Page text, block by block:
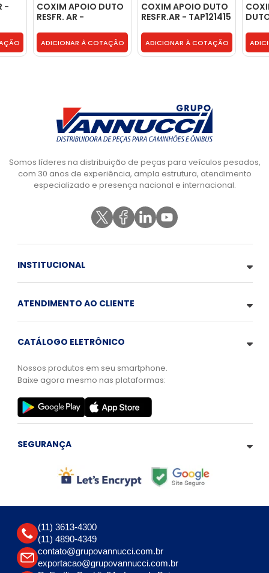
-
COXIM APOIO DUTO
RESFR. AR -
ADICIONAR À COTAÇÃO
COXIM APOIO DUTO
RESFR.AR - TAP121415
ADICIONAR À COTAÇÃO
Somos líderes na distribuição de peças para veículos pesados,
com 30 anos de experiência, ampla estrutura, atendimento
especializado e presença nacional e internacional.
INSTITUCIONAL
ATENDIMENTO AO CLIENTE
CATÁLOGO ELETRÔNICO
Nossos produtos em seu smartphone.
Baixe agora mesmo nas plataformas:
SEGURANÇA
(11) 3613-4300
(11) 4890-4349
contato@grupovannucci.com.br
exportacao@grupovannucci.com.br